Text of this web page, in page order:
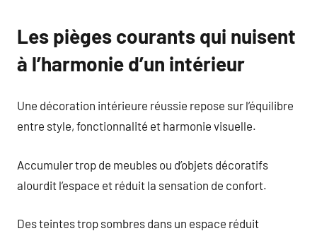
Les pièges courants qui nuisent
à l’harmonie d’un intérieur
Une décoration intérieure réussie repose sur l’équilibre
entre style, fonctionnalité et harmonie visuelle.
Accumuler trop de meubles ou d’objets décoratifs
alourdit l’espace et réduit la sensation de confort.
Des teintes trop sombres dans un espace réduit